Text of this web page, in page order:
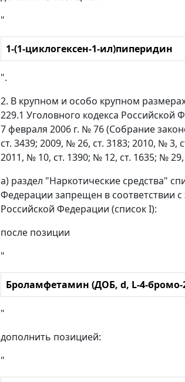
"
1-(1-циклогексен-1-ил)пиперидин
".
2. В крупном и особо крупном
229.1 Уголовного кодекса
7 февраля 2006 г. № 76 (Собрание
ст. 3439; 2009, № 26, ст. 3183; 2010, № 3,
2011, № 10, ст. 1390; № 12, ст. 1635; №
а) раздел "Наркотические средства"
Федерации запрещен в соответствии
Российской Федерации (список I):
после позиции
"
Броламфетамин (ДОБ, d, L-4-
"
дополнить позицией:
"